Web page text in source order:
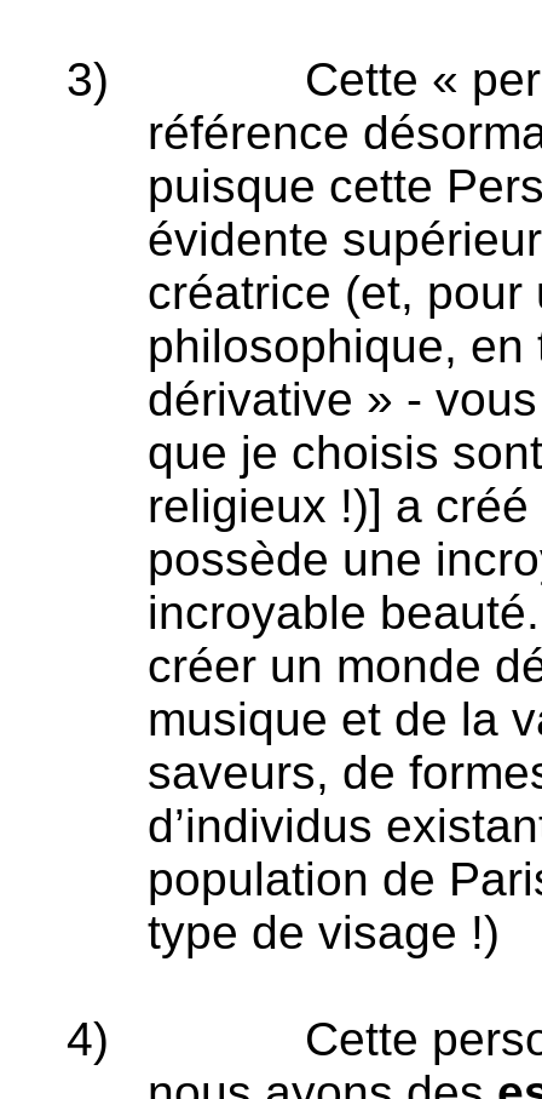
3)
Cette «
référence
puisque cette
évidente
créatrice (et, pour
philosophique, en
dérivative » -
que je choisis
religieux !)] a
possède une
incroyable
créer un monde
musique et de la
saveurs, de
d’individus
population de
type de visage !)
4)
Cette